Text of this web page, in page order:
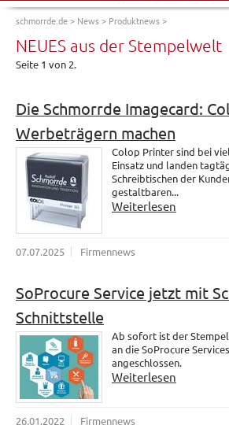
schmorrde.de> News> Produktnews>
NEUES aus der Stempelwelt
Seite 1 von 2.
Die Schmorrde Imagecard:
Werbeträgern machen
Colop Printer sind bei
Einsatz und landen
Schreibtischen der
gestaltbaren...
Weiterlesen
07.07.2025 Firmennews
SoProcure Service jetzt mit
Schnittstelle
Ab sofort ist der
an die SoProcure
angeschlossen.
Weiterlesen
26.01.2022 Firmennews